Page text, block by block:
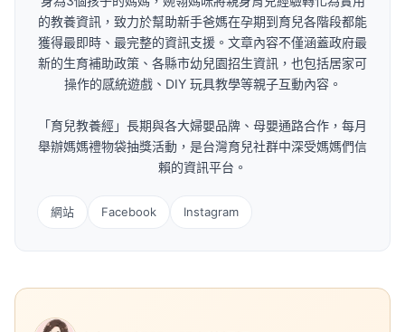
的教養資訊，致力於幫助新手爸媽在孕期到育兒各階段都能
獲得最即時、最完整的資訊支援。文章內容不僅涵蓋政府最
新的生育補助政策、各縣市幼兒園招生資訊，也包括居家可
操作的感統遊戲、DIY 玩具教學等親子互動內容。
「育兒教養經」長期與各大婦嬰品牌、母嬰通路合作，每月
舉辦媽媽禮物袋抽獎活動，是台灣育兒社群中深受媽媽們信
賴的資訊平台。
網站 Facebook Instagram